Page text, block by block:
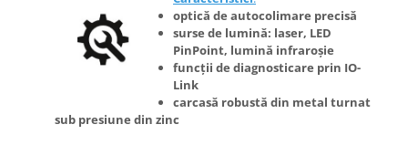
optică de autocolimare precisă
surse de lumină: laser, LED
PinPoint, lumină infraroșie
funcții de diagnosticare prin IO-
Link
carcasă robustă din metal turnat
sub presiune din zinc